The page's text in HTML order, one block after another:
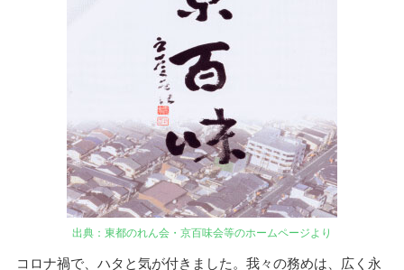
出典：東都のれん会・京百味会等のホームページより
コロナ禍で、ハタと気が付きました。我々の務めは、広く永